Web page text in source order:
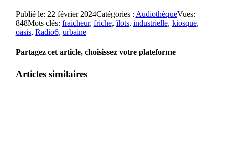
Publié le: 22 février 2024Catégories : AudiothèqueVues:
848Mots clés: fraicheur, friche,îlots, industrielle, kiosque,
oasis, Radio6, urbaine
Partagez cet article, choisissez votre plateforme
Articles similaires